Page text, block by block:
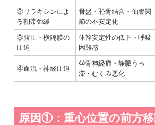
②リラキシンによ
る靭帯弛緩
骨盤・恥骨結合・仙腸関
節の不安定化
③腹圧・横隔膜の
圧迫
体幹安定性の低下・呼吸
困難感
④血流・神経圧迫
坐骨神経痛・静脈うっ
滞・むくみ悪化
原因①：重心位置の前方